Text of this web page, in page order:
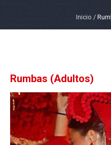
Inicio /
Rumbas (Adultos)